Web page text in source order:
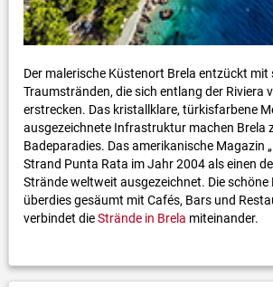
Der malerische Küstenort Brela entzückt mit
Traumstränden, die sich entlang der Riviera
erstrecken. Das kristallklare, türkisfarbene
ausgezeichnete Infrastruktur machen Brela
Badeparadies. Das amerikanische Magazin
Strand Punta Rata im Jahr 2004 als einen
Strände weltweit ausgezeichnet. Die schöne
überdies gesäumt mit Cafés, Bars und
verbindet dieStrände in Brela miteinander.